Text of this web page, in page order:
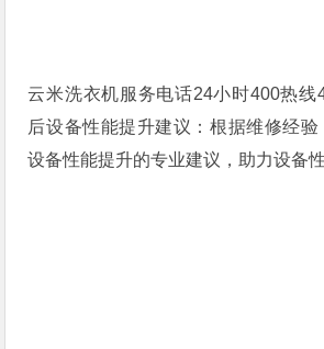
云米洗衣机服务电话24小时400热线
后设备性能提升建议：根据维修经
设备性能提升的专业建议，助力设备